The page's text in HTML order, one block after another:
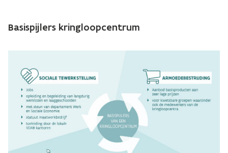
Basispijlers kringloopcentrum